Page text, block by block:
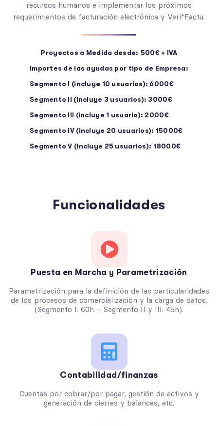
recursos humanos e implementar los próximos
requerimientos de facturación electrónica y Veri*Factu.
Proyectos a Medida desde: 500€ + IVA
Importes de las ayudas por tipo de Empresa:
Segmento I (incluye 10 usuarios): 6000€
Segmento II (incluye 3 usuarios): 3000€
Segmento III (incluye 1 usuario): 2000€
Segmento IV (incluye 20 usuarios): 15000€
Segmento V (incluye 25 usuarios): 18000€
Funcionalidades
Puesta en Marcha y Parametrización
Parametrización para la definición de las particularidades
de los procesos de comercialización y la carga de datos.
(Segmento I: 60h – Segmento II y III: 45h).
Contabilidad/finanzas
Cuentas por cobrar/por pagar, gestión de activos y
generación de cierres y balances, etc.